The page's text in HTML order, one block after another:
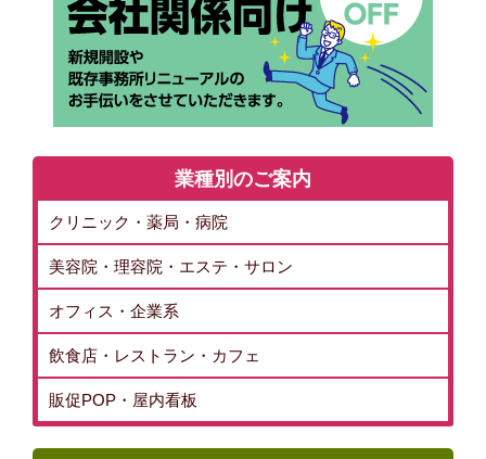
業種別のご案内
クリニック・薬局・病院
美容院・理容院・エステ・サロン
オフィス・企業系
飲食店・レストラン・カフェ
販促POP・屋内看板